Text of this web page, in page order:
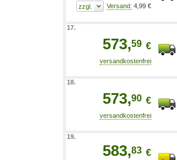
4,99 €
17.
573,59 €
18.
573,90 €
19.
583,83 €